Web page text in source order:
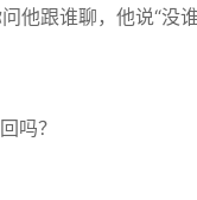
他跟谁聊，他说“没
吗？